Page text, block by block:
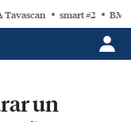
Tavascan smart #2
un